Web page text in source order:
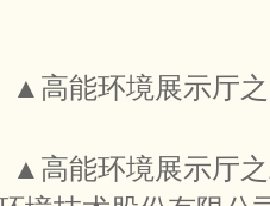
▲高能环境展示厅
▲高能环境展示厅